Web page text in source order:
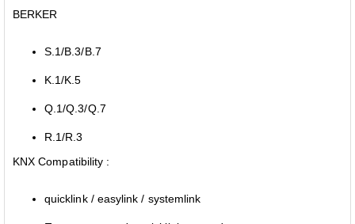
BERKER
S.1/B.3/B.7
K.1/K.5
Q.1/Q.3/Q.7
R.1/R.3
KNX Compatibility :
quicklink / easylink / systemlink